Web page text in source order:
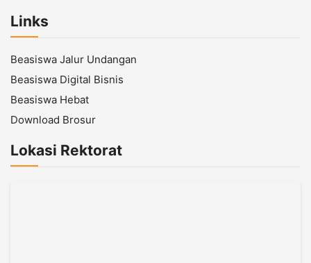
Links
Beasiswa Jalur Undangan
Beasiswa Digital Bisnis
Beasiswa Hebat
Download Brosur
Lokasi Rektorat